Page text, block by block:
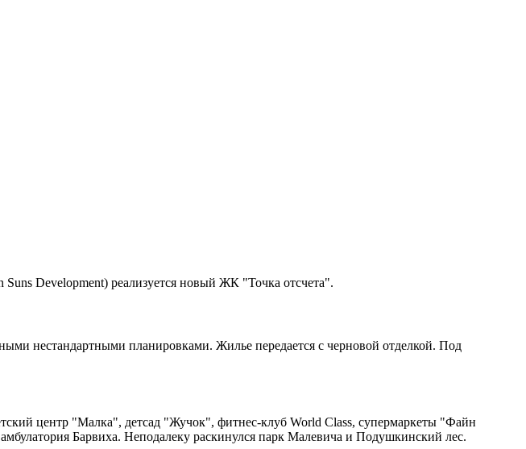
Development) реализуется новый ЖК "Точка отсчета".
нестандартными планировками. Жилье передается с черновой отделкой. Под
центр "Малка", детсад "Жучок", фитнес-клуб World Class, супермаркеты "Файн
Барвиха. Неподалеку раскинулся парк Малевича и Подушкинский лес.